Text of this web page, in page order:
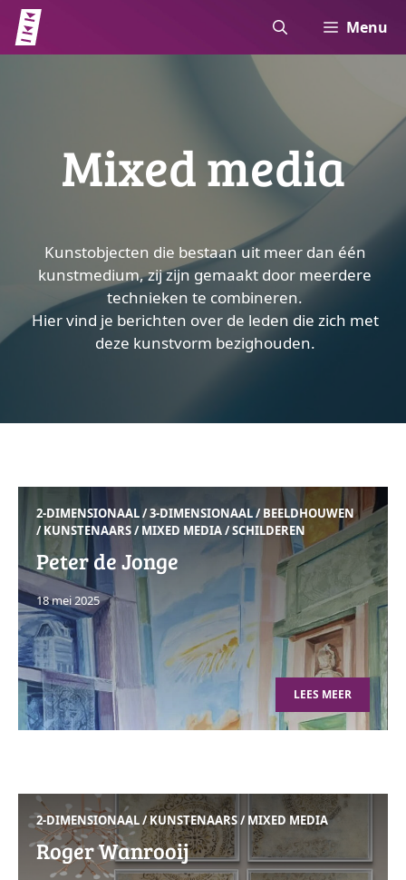
naar
de
Menu
Mixed media
Kunstobjecten die bestaan uit meer dan één
kunstmedium, zij zijn gemaakt door meerdere
technieken te combineren.
Hier vind je berichten over de leden die zich met
deze kunstvorm bezighouden.
2-DIMENSIONAAL/3-DIMENSIONAAL/BEELDHOUWEN
/KUNSTENAARS/MIXED MEDIA/SCHILDEREN
Peter de Jonge
18 mei 2025
LEES MEER
2-DIMENSIONAAL/KUNSTENAARS/ MIXED MEDIA
Roger Wanrooij